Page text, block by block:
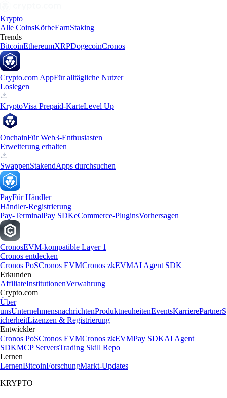
Krypto
Alle CoinsKörbeEarnStaking
Trends
BitcoinEthereumXRPDogecoinCronos
Crypto.com AppFür alltägliche Nutzer
Loslegen
KryptoVisa Prepaid-KarteLevel Up
OnchainFür Web3-Enthusiasten
Erweiterung erhalten
SwappenStakendApps durchsuchen
PayFür Händler
Händler-Registrierung
Pay-TerminalPay SDKeCommerce-PluginsVorhersagen
CronosEVM-kompatible Layer 1
Cronos entdecken
Cronos PoSCronos EVMCronos zkEVMAI Agent SDK
Erkunden
AffiliateInstitutionenVerwahrung
Crypto.com
Über
unsUnternehmensnachrichtenProduktneuheitenEventsKarrierePartnerS
icherheitLizenzen & Registrierung
Entwickler
Cronos PoSCronos EVMCronos zkEVMPay SDKAI Agent
SDKMCP ServersTrading Skill Repo
Lernen
LernenBitcoinForschungMarkt-Updates
KRYPTO